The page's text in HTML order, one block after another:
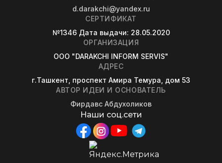
d.darakchi@yandex.ru
СЕРТИФИКАТ
№1346 Дата выдачи: 28.05.2020
ОРГАНИЗАЦИЯ
OOO "DARAKCHI INFORM SERVIS"
АДРЕС
г.Ташкент, проспект Амира Темура, дом 53
АВТОР ИДЕИ И ОСНОВАТЕЛЬ
Фирдавс Абдухоликов
Наши соц.сети